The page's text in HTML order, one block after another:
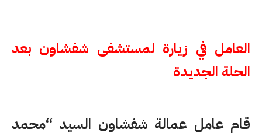
العامل في زيارة لمستشفى شفشاون بعد
الحلة الجديدة
قام عامل عمالة شفشاون السيد “محمد